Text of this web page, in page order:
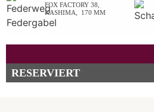
FOX FACTORY 38,
KASHIMA, 170 MM
RESERVIERT